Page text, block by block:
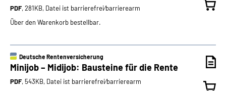
PDF, 281KB, Datei ist barrierefrei⁄barrierearm
Über den Warenkorb bestellbar.
Deutsche Rentenversicherung
Minijob – Midijob: Bausteine für die Rente
PDF, 543KB, Datei ist barrierefrei⁄barrierearm